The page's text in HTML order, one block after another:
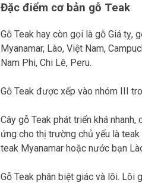
Đặc điểm cơ bản gỗ Teak
Gỗ Teak hay còn gọi là gỗ Giá tỵ,
Myanamar, Lào, Việt Nam,
Nam Phi, Chi Lê, Peru.
Gỗ Teak được xếp vào nhóm III
Cây gỗ Teak phát triển khá
ứng cho thị trường chủ yếu là
teak Myanamar hoặc nước bạn
Gỗ Teak phân biệt giác và lõi. Lõi